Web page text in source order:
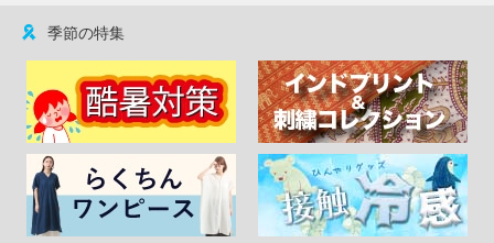
季節の特集